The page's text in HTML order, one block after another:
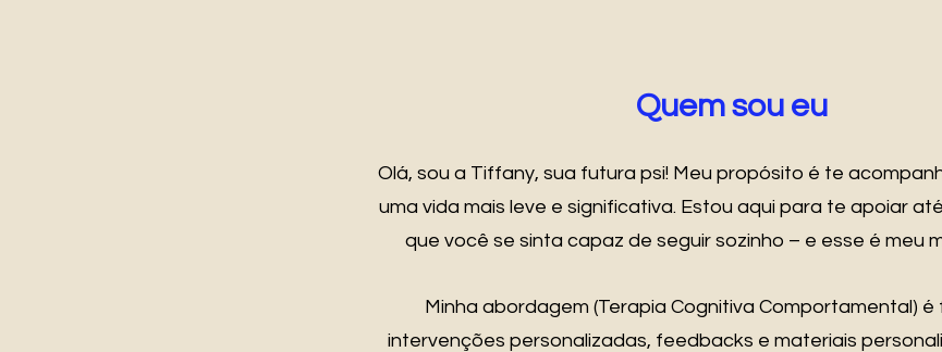
Quem sou eu
Olá, sou a Tiffany, sua futura psi! Meu propósito é te
uma vida mais leve e significativa. Estou aqui para te apoiar
que você se sinta capaz de seguir sozinho – e esse é meu
Minha abordagem (Terapia Cognitiva Comportamental)
intervenções personalizadas, feedbacks e materiais